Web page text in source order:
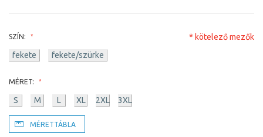
SZÍN:
fekete fekete/szürke
MÉRET:
S M L XL 2XL 3XL
MÉRETTÁBLA
* kötelező mezők